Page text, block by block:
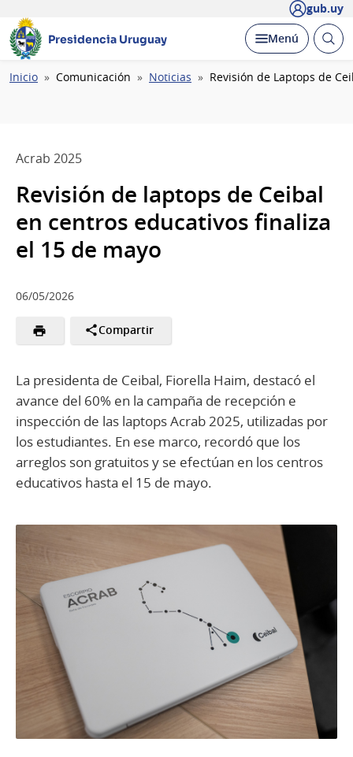
gub.uy
Presidencia Uruguay Desplegar
Menú Abrir
Ruta
Inicio Comunicación Noticias Revisión de Laptops de
Acrab 2025
Revisión de laptops de Ceibal
en centros educativos finaliza
el 15 de mayo
06/05/2026
Compartir
La presidenta de Ceibal, Fiorella Haim, destacó el
avance del 60% en la campaña de recepción e
inspección de las laptops Acrab 2025, utilizadas por
los estudiantes. En ese marco, recordó que los
arreglos son gratuitos y se efectúan en los centros
educativos hasta el 15 de mayo.